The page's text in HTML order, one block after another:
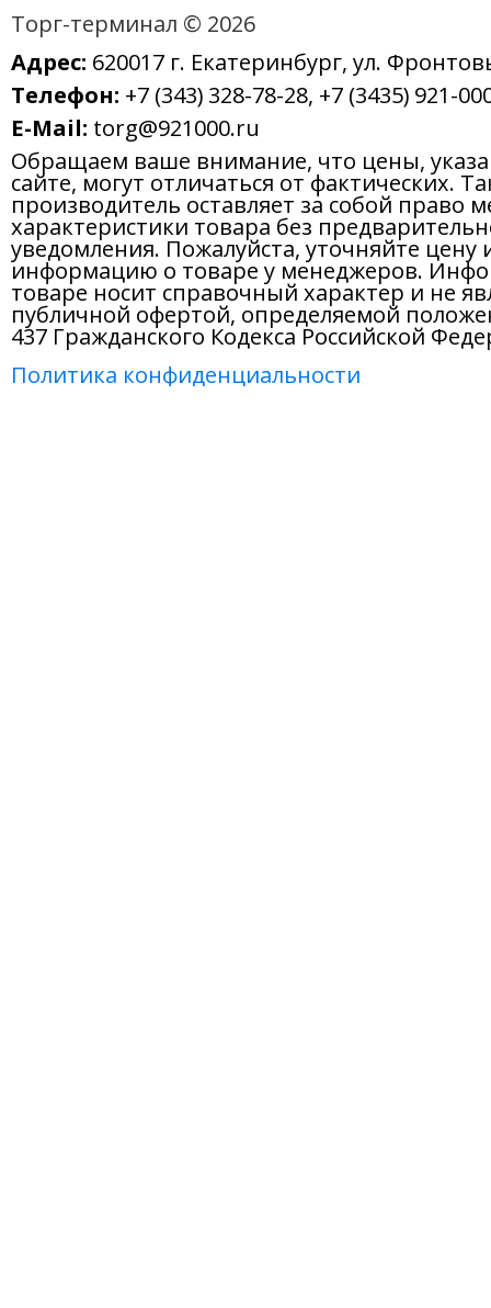
Торг-терминал © 2026
Адрес: 620017 г. Екатеринбург, ул.
Телефон: +7 (343) 328-78-28, +7 (3435) 921-
E-Mail: torg@921000.ru
Обращаем ваше внимание, что цены,
сайте, могут отличаться от фактических.
производитель оставляет за собой право
характеристики товара без
уведомления. Пожалуйста, уточняйте цену
информацию о товаре у менеджеров.
товаре носит справочный характер и не
публичной офертой, определяемой
437 Гражданского Кодекса Российской
Политика конфиденциальности